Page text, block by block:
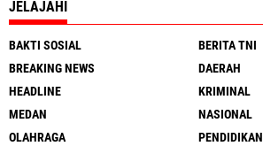
JELAJAHI
BAKTI SOSIAL
BERITA TNI
BREAKING NEWS
DAERAH
HEADLINE
KRIMINAL
MEDAN
NASIONAL
OLAHRAGA
PENDIDIKAN